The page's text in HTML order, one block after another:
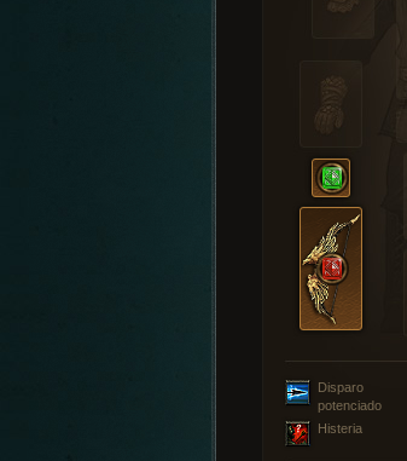
Disparo
potenciado
Histeria